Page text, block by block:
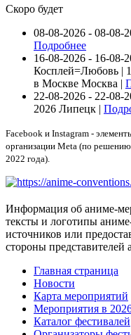
Скоро будет
08-08-2026 - 08-08-
Подробнее
16-08-2026 - 16-08-
Косплей=Любовь |
в Москве Москва |
22-08-2026 - 22-08-
2026 Липецк |
Facebook и Instagram -
организации Meta (по
2022 года).
Информация об аниме-
тексты и логотипы
источников или
стороны
Главная страница
Новости
Карта мероприятий
Мероприятия в
Каталог фестивалей